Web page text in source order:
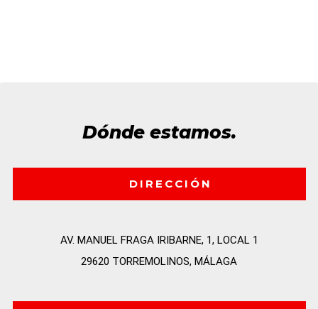
Dónde estamos.
DIRECCIÓN
AV. MANUEL FRAGA IRIBARNE, 1, LOCAL 1
29620 TORREMOLINOS, MÁLAGA